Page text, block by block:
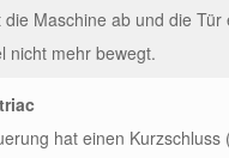
Maschine ab und die Tür
nicht mehr bewegt.
hat einen Kurzschluss